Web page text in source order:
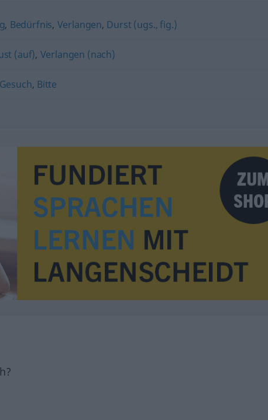
, Bedürfnis, Verlangen, Durst (ugs., fig.)
(auf), Verlangen (nach)
Gesuch, Bitte